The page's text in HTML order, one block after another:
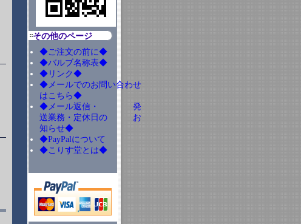
その他のページ
◆ご注文の前に◆
◆バルブ名称表◆
◆リンク◆
◆メールでのお問い合わせ
はこちら◆
◆メール返信・ 発
送業務・定休日の お
知らせ◆
◆PayPalについて
◆こりす堂とは◆